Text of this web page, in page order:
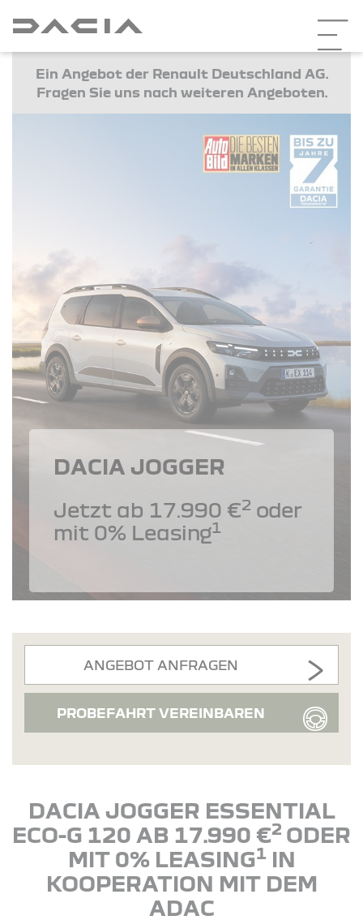
Ein Angebot der Renault Deutschland AG.
Fragen Sie uns nach weiteren Angeboten.
DACIA JOGGER
Jetzt ab 17.990 €2 oder
mit 0% Leasing1
ANGEBOT ANFRAGEN
PROBEFAHRT VEREINBAREN
DACIA JOGGER ESSENTIAL
ECO-G 120 AB 17.990 €2 ODER
MIT 0% LEASING1IN
KOOPERATION MIT DEM
ADAC